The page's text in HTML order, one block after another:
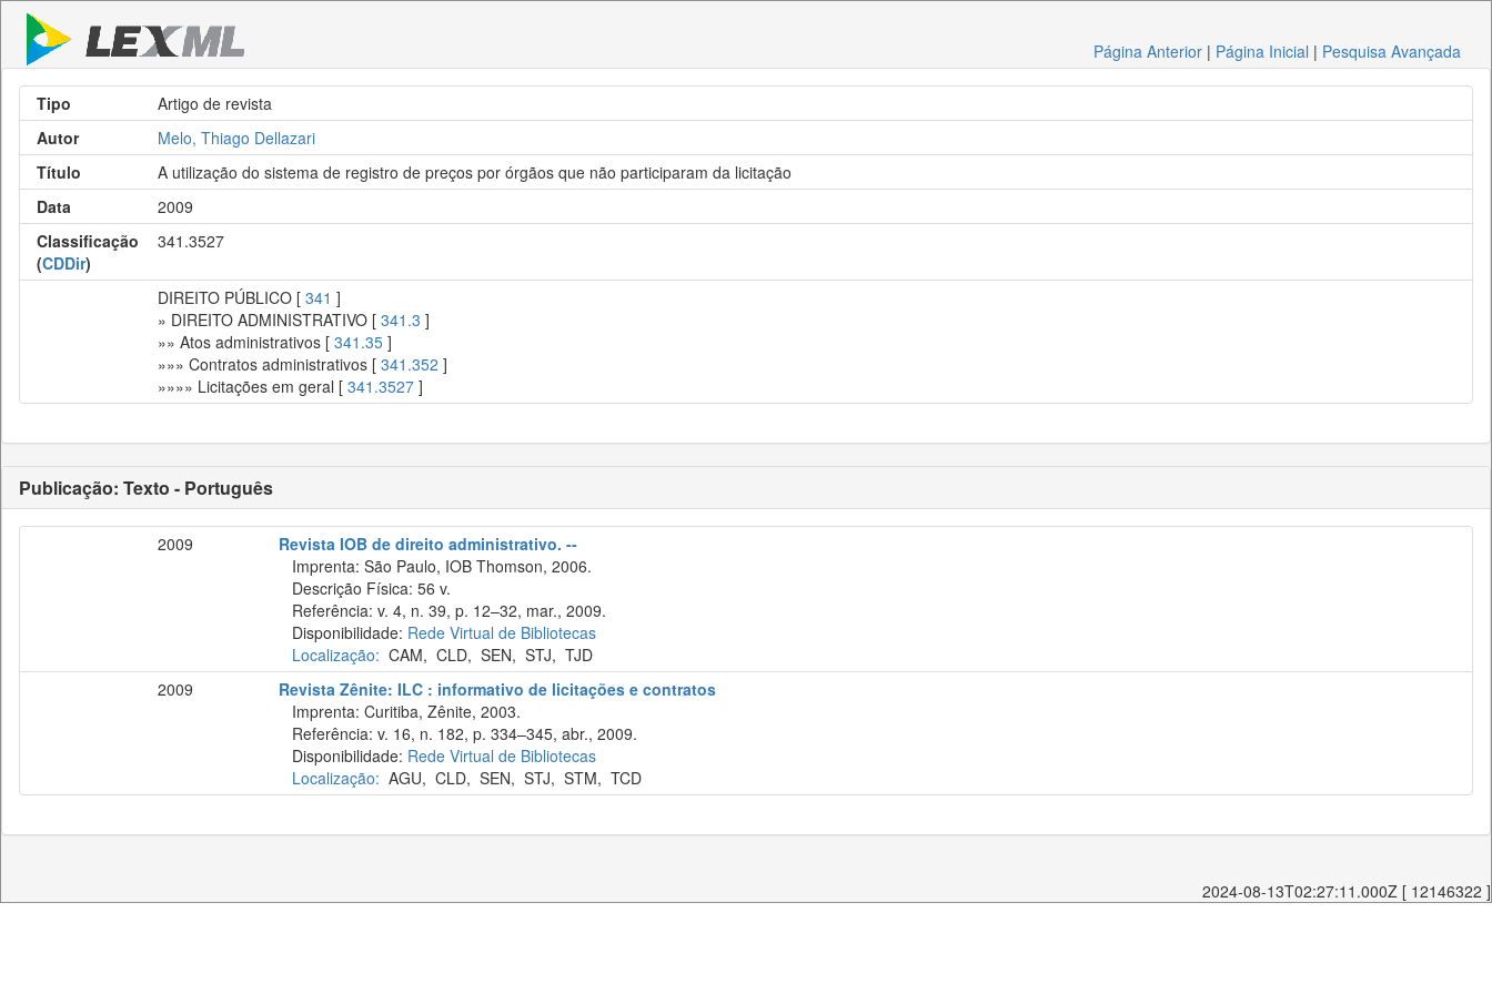
Página Anterior | Página Inicial | Pesquisa Avançada
Tipo
Artigo de revista
Autor
Melo, Thiago Dellazari
Título
A utilização do sistema de registro de preços por órgãos que não participaram da licitação
Data
2009
Classificação
(CDDir)
341.3527
DIREITO PÚBLICO [ 341 ]
» DIREITO ADMINISTRATIVO [ 341.3 ]
»» Atos administrativos [ 341.35 ]
»»» Contratos administrativos [ 341.352 ]
»»»» Licitações em geral [ 341.3527 ]
Publicação: Texto - Português
2009
Revista IOB de direito administrativo. --
Imprenta: São Paulo, IOB Thomson, 2006.
Descrição Física: 56 v.
Referência: v. 4, n. 39, p. 12–32, mar., 2009.
Disponibilidade: Rede Virtual de Bibliotecas
Localização: CAM, CLD, SEN, STJ, TJD
2009
Revista Zênite: ILC : informativo de licitações e contratos
Imprenta: Curitiba, Zênite, 2003.
Referência: v. 16, n. 182, p. 334–345, abr., 2009.
Disponibilidade: Rede Virtual de Bibliotecas
Localização: AGU, CLD, SEN, STJ, STM, TCD
2024-08-13T02:27:11.000Z [ 12146322 ]